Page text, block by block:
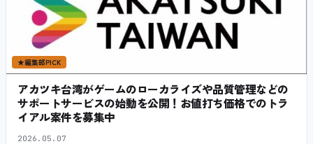
★編集部PICK
アカツキ台湾がゲームのローカライズや品質管理などの
サポートサービスの始動を公開！お値打ち価格でのトラ
イアル案件を募集中
2026.05.07